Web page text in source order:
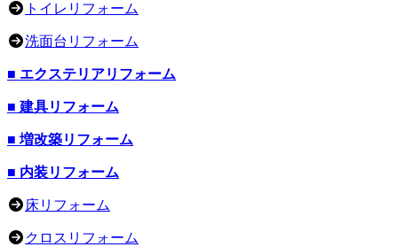
トイレリフォーム
洗面台リフォーム
■ エクステリアリフォーム
■ 建具リフォーム
■ 増改築リフォーム
■ 内装リフォーム
床リフォーム
クロスリフォーム